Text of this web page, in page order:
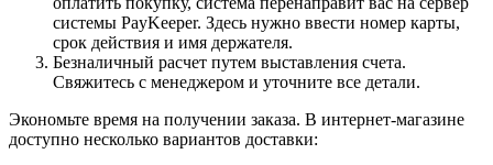
системы PayKeeper. Здесь нужно ввести номер карты,
срок действия и имя держателя.
Безналичный расчет путем выставления счета.
Свяжитесь с менеджером и уточните все детали.
Экономьте время на получении заказа. В интернет-магазине
доступно несколько вариантов доставки: